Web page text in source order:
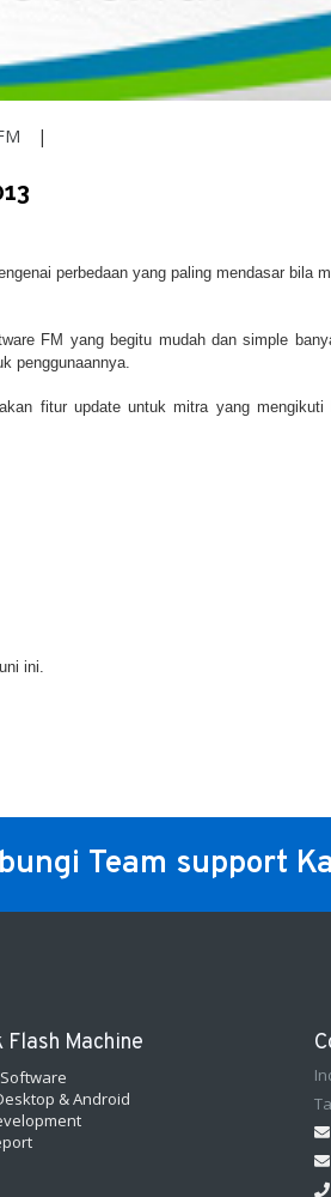
perbedaan yang paling mendasar bila
FM yang begitu mudah dan simple
penggunaannya.
fitur update untuk mitra yang mengikuti
ini.
Team support
Flash Machine
& Android